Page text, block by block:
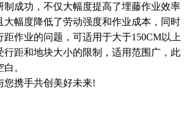
制成功，不仅大幅度提高了埋藤作业效率
大幅度降低了劳动强度和作业成本，同时
距作业的问题，可适用于大于150CM以上
行距和地块大小的限制，适用范围广，此
。
携手共创美好未来!